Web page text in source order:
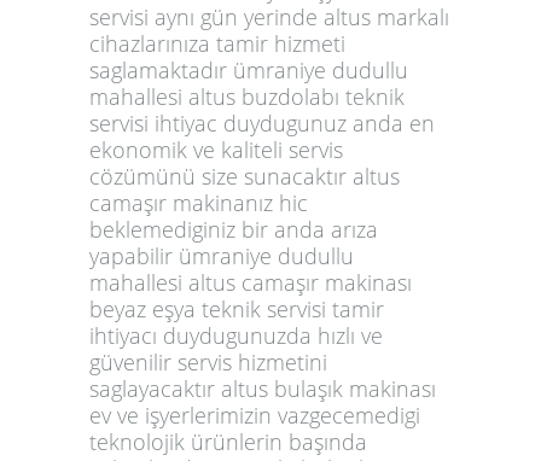
servisi aynı gün yerinde altus markalı
cihazlarınıza tamir hizmeti
saglamaktadır ümraniye dudullu
mahallesi altus buzdolabı teknik
servisi ihtiyac duydugunuz anda en
ekonomik ve kaliteli servis
cözümünü size sunacaktır altus
camaşır makinanız hic
beklemediginiz bir anda arıza
yapabilir ümraniye dudullu
mahallesi altus camaşır makinası
beyaz eşya teknik servisi tamir
ihtiyacı duydugunuzda hızlı ve
güvenilir servis hizmetini
saglayacaktır altus bulaşık makinası
ev ve işyerlerimizin vazgecemedigi
teknolojik ürünlerin başında